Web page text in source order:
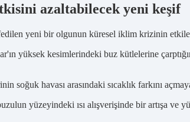
azaltabilecek yeni keşif
yeni bir olgunun küresel iklim krizinin
yüksek kesimlerindeki buz kütlelerine
soğuk havası arasındaki sıcaklık farkını
yüzeyindeki ısı alışverişinde bir artışa ve